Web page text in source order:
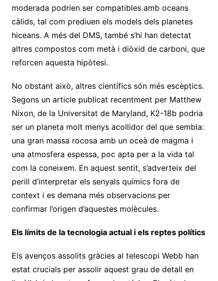
moderada podrien ser compatibles amb oceans
càlids, tal com prediuen els models dels planetes
hiceans. A més del DMS, també s’hi han detectat
altres compostos com metà i diòxid de carboni, que
reforcen aquesta hipòtesi.
No obstant això, altres científics són més escèptics.
Segons un article publicat recentment per Matthew
Nixon, de la Universitat de Maryland, K2-18b podria
ser un planeta molt menys acollidor del que sembla:
una gran massa rocosa amb un oceà de magma i
una atmosfera espessa, poc apta per a la vida tal
com la coneixem. En aquest sentit, s’adverteix del
perill d’interpretar els senyals químics fora de
context i es demana més observacions per
confirmar l’origen d’aquestes molècules.
Els límits de la tecnologia actual i els reptes polítics
Els avenços assolits gràcies al telescopi Webb han
estat crucials per assolir aquest grau de detall en